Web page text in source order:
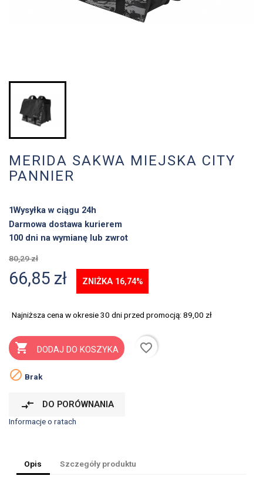
MERIDA SAKWA MIEJSKA CITY
PANNIER
1Wysyłka w ciągu 24h
Darmowa dostawa kurierem
100 dni na wymianę lub zwrot
80,29 zł
66,85 zł ZNIŻKA 16,74%
Najniższa cena w okresie 30 dni przed promocją: 89,00 zł
 DODAJ DO KOSZYKA
favorite_border
 Brak
compare_arrows DO PORÓWNANIA
Informacje o ratach
Opis Szczegóły produktu